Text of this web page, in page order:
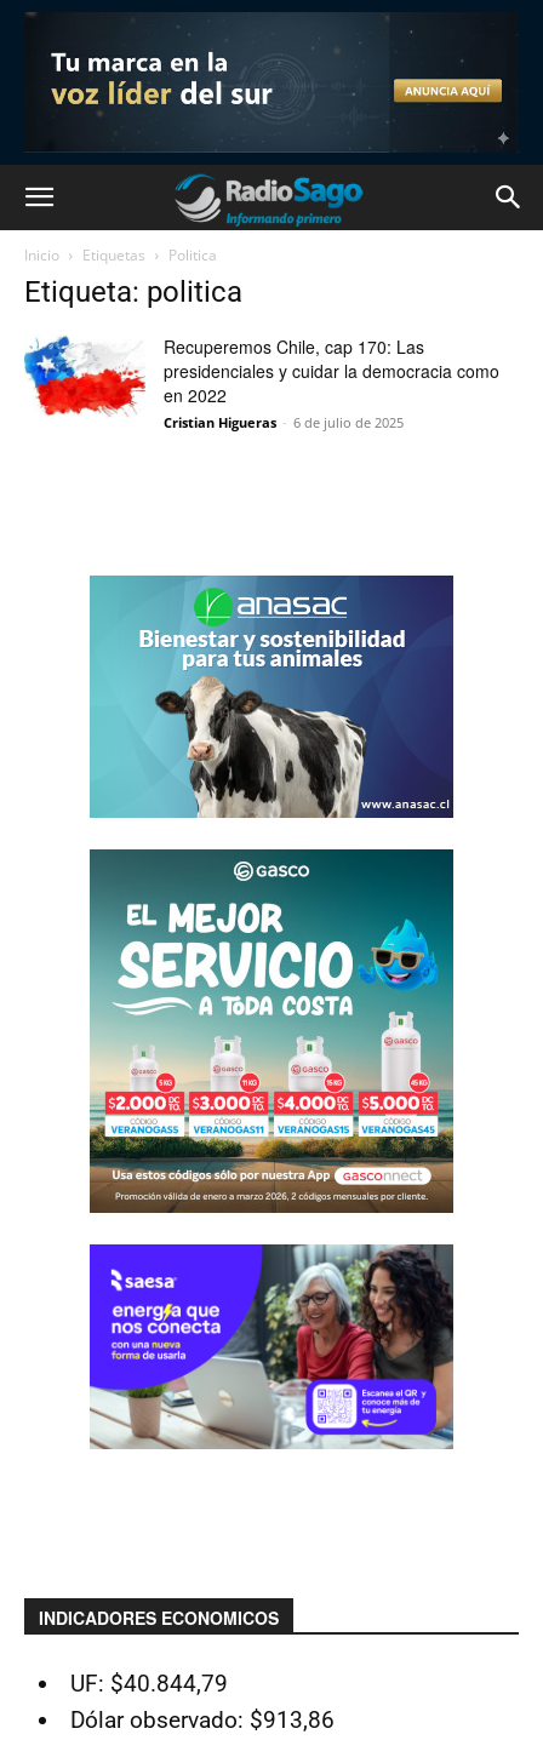
Inicio Etiquetas Politica
Etiqueta: politica
Recuperemos Chile, cap 170: Las
presidenciales y cuidar la democracia como
en 2022
Cristian Higueras - 6 de julio de 2025
INDICADORES ECONOMICOS
UF: $40.844,79
Dólar observado: $913,86